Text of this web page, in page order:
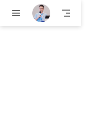
跳至主要內容